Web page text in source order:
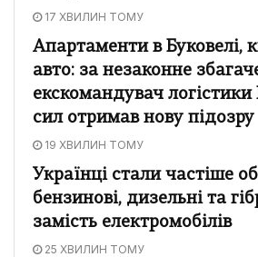
17 ХВИЛИН ТОМУ
Апартаменти в Буковелі,
авто: за незаконне
екскомандувач логістики
сил отримав нову підозру
19 ХВИЛИН ТОМУ
Українці стали частіше
бензинові, дизельні та
замість електромобілів
25 ХВИЛИН ТОМУ